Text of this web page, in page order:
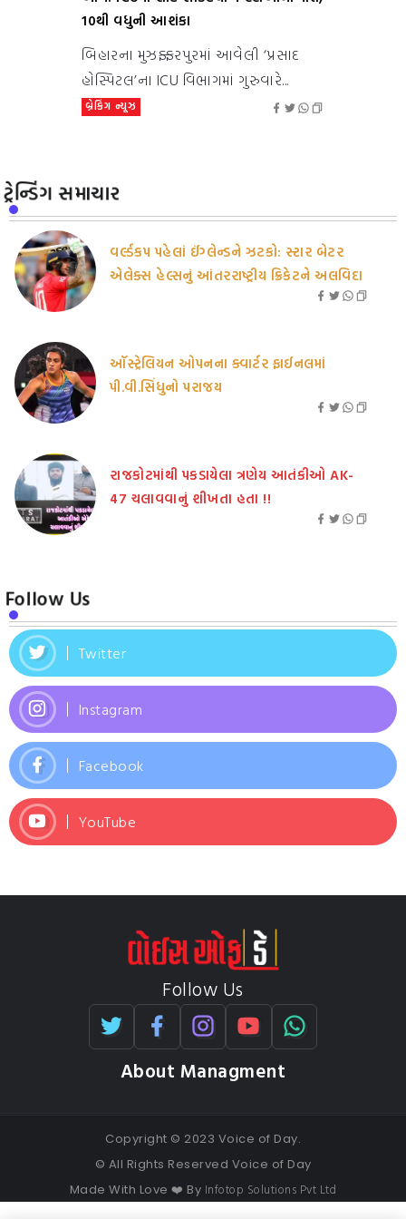
10થી વધુની આશંકા
બિહારના મુઝફ્ફરપુરમાં આવેલી ‘પ્રસાદ
હોસ્પિટલ’ના ICU વિભાગમાં ગુરુવારે...
બ્રેકિંગ ન્યૂઝ
ટ્રેન્ડિંગ સમાચાર
વર્લ્ડકપ પહેલાં ઈંગ્લેન્ડને ઝટકો: સ્ટાર બેટર
એલેક્સ હેલ્સનું આંતરરાષ્ટ્રીય ક્રિકેટને અલવિદા
ઑસ્ટ્રેલિયન ઓપનના ક્વાર્ટર ફાઈનલમાં
પી.વી.સિંધુનો પરાજય
રાજકોટમાંથી પકડાયેલા ત્રણેય આતંકીઓ AK-
47 ચલાવવાનું શીખતા હતા !!
Follow Us
Twitter
Instagram
Facebook
YouTube
Follow Us
About Managment
Copyright © 2023 Voice of Day.
© All Rights Reserved Voice of Day
Made With Love ❤️ By Infotop Solutions Pvt Ltd